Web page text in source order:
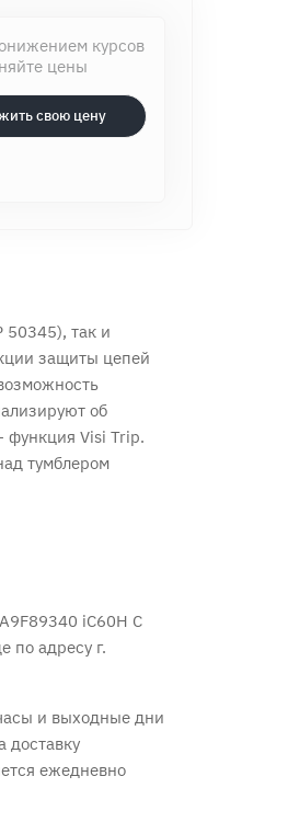
курсов
цены
свою цену
50345), так и
защиты цепей
об
функция Visi Trip.
тумблером
iC60H C
по адресу г.
и выходные дни
доставку
ежедневно